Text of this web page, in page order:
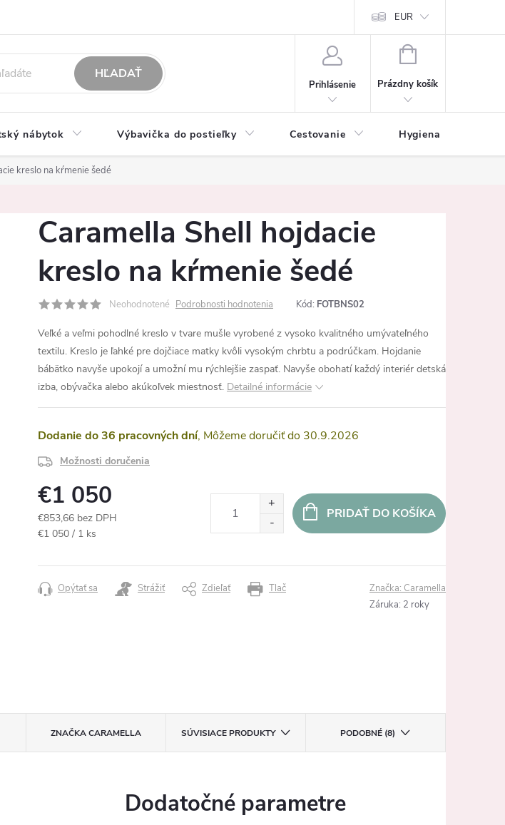
Vrátenie tovaru a reklamácia Ochrana osobných
EUR
HĽADAŤ
Prihlásenie
NÁKUPNÝ
Prázdny košík
nábytok Výbavička do postieľky Cestovanie Hygiena
kreslo na kŕmenie šedé
Caramella Shell hojdacie
kreslo na kŕmenie šedé
Neohodnotené Podrobnosti hodnotenia Kód: FOTBNS02
Veľké a veľmi pohodlné kreslo v tvare mušle vyrobené z vysoko kvalitného umývateľného
textilu. Kreslo je ľahké pre dojčiace matky kvôli vysokým chrbtu a podrúčkam. Hojdanie
bábätko navyše upokojí a umožní mu rýchlejšie zaspať. Navyše obohatí každý interiér detská
izba, obývačka alebo akúkoľvek miestnosť. Detailné informácie
Dodanie do 36 pracovných dní 30.9.2026
Možnosti doručenia
€1 050
€853,66 bez DPH
Jednotková
€1 050 / 1 ks
PRIDAŤ DO KOŠÍKA
Tlač
Opýtať sa Strážiť Zdieľať Značka: Caramella
Záruka: 2 roky
ZNAČKACARAMELLA SÚVISIACE PRODUKTY PODOBNÉ (8)
Dodatočné parametre